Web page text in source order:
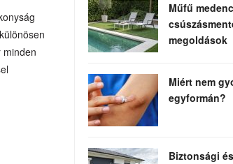
minden
Műfű
megoldások
Miért nem
egyformán?
Biztonsági